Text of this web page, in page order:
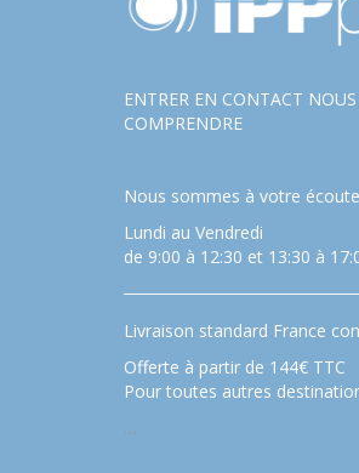
ENTRER EN CONTACT
COMPRENDRE
Nous sommes à votre
Lundi au Vendredi
de 9:00 à 12:30 et 13:30 à
Livraison standard France
Offerte à partir de 144€ TTC
Pour toutes autres
…